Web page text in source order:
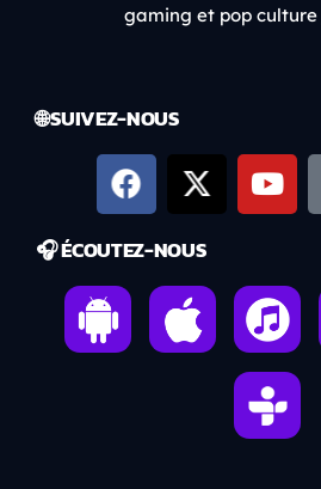
gaming et pop culture
🌐 SUIVEZ-NOUS
🎧 ÉCOUTEZ-NOUS